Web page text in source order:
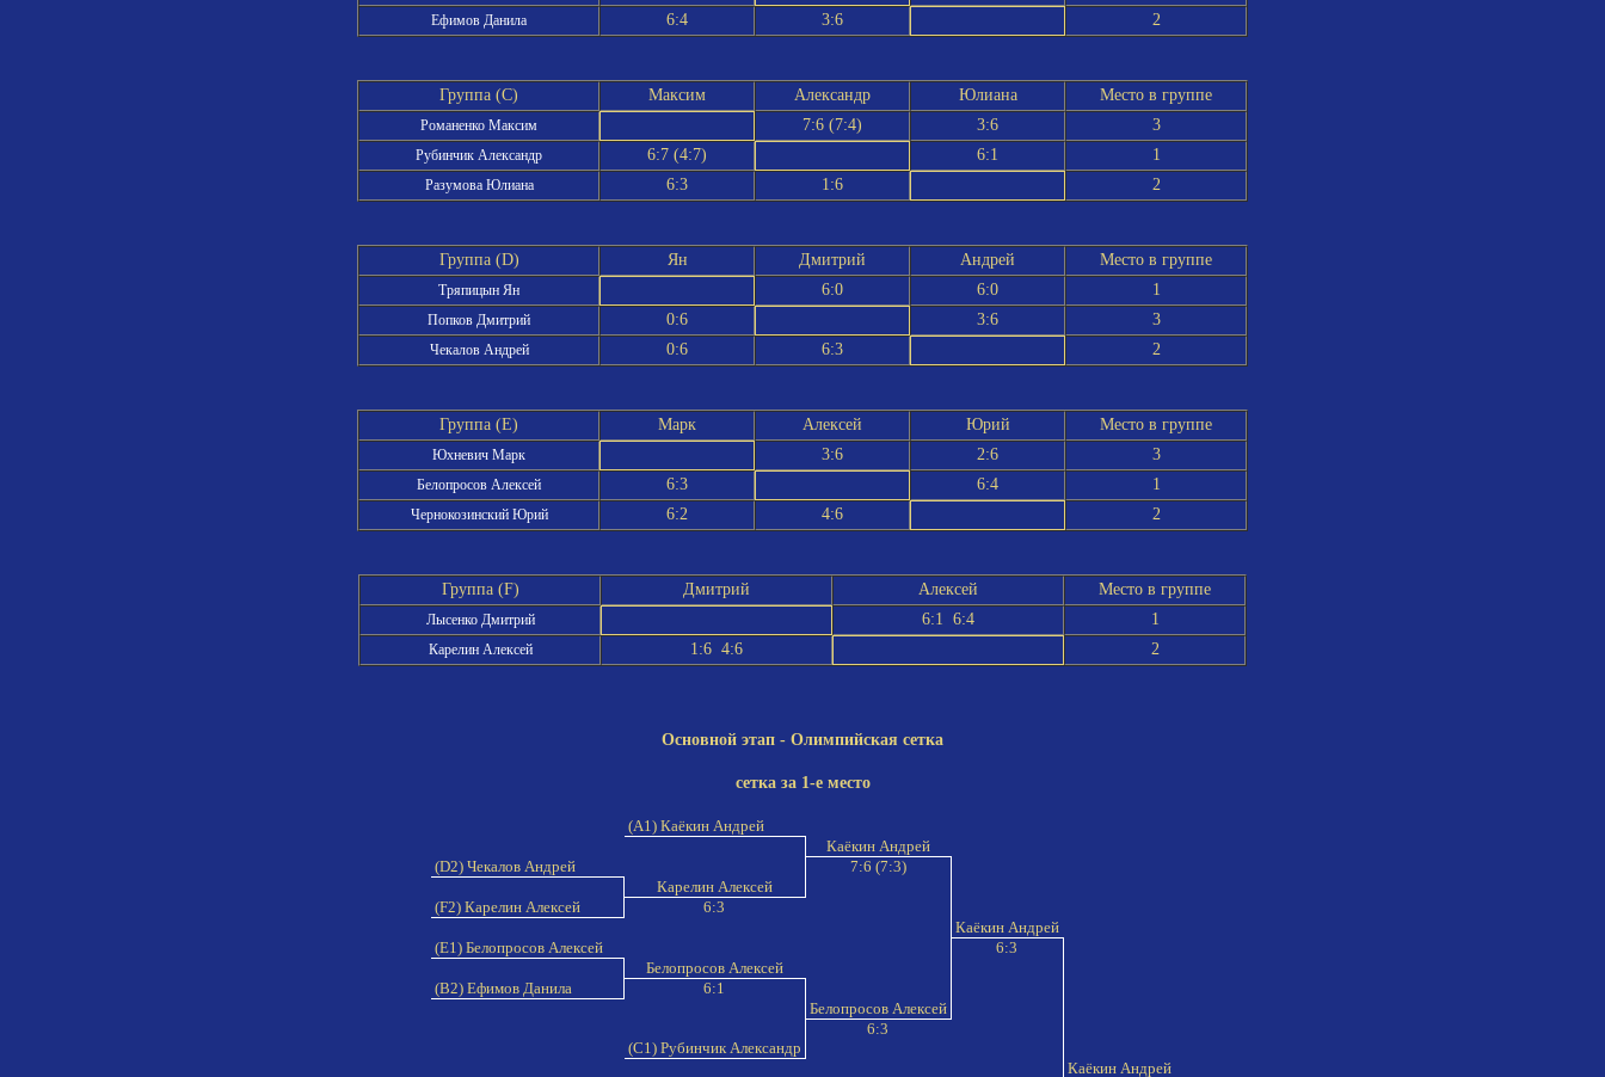
Ефимов Данила 6:4 3:6 2
Группа (C) Максим Александр Юлиана Место в группе
Романенко Максим 7:6 (7:4) 3:6 3
Рубинчик Александр 6:7 (4:7) 6:1 1
Разумова Юлиана 6:3 1:6 2
Группа (D) Ян Дмитрий Андрей Место в группе
Тряпицын Ян 6:0 6:0 1
Попков Дмитрий 0:6 3:6 3
Чекалов Андрей 0:6 6:3 2
Группа (E) Марк Алексей Юрий Место в группе
Юхневич Марк 3:6 2:6 3
Белопросов Алексей 6:3 6:4 1
Чернокозинский Юрий 6:2 4:6 2
Группа (F) Дмитрий Алексей Место в группе
Лысенко Дмитрий 6:1 6:4 1
Карелин Алексей 1:6 4:6 2
Основной этап - Олимпийская сетка
сетка за 1-е место
(A1) Каёкин Андрей
Каёкин Андрей
(D2) Чекалов Андрей
7:6 (7:3)
Карелин Алексей
(F2) Карелин Алексей
6:3
Каёкин Андрей
(E1) Белопросов Алексей
6:3
Белопросов Алексей
(B2) Ефимов Данила
6:1
Белопросов Алексей
6:3
(C1) Рубинчик Александр
Каёкин Андрей